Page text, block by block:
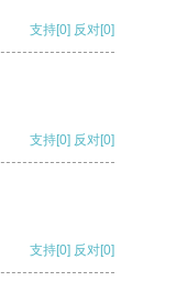
支持[0] 反对[0]
支持[0] 反对[0]
支持[0] 反对[0]